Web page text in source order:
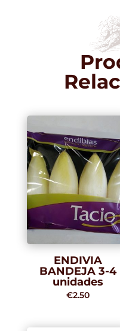
ENDIVIA
BANDEJA 3-4
unidades
€2.50